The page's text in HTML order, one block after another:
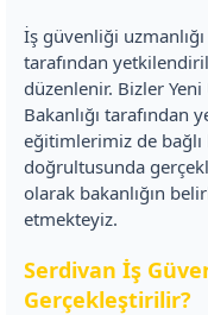
İş güvenliği
tarafından
düzenlenir. Bizler
Bakanlığı
eğitimlerimiz de bağlı
doğrultusunda
olarak bakanlığın
etmekteyiz.
Serdivan İş
Gerçekleştirilir?